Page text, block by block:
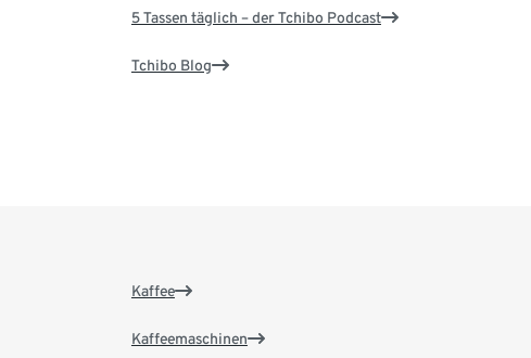
5 Tassen täglich – der Tchibo Podcast
Tchibo Blog
Kaffee
Kaffeemaschinen